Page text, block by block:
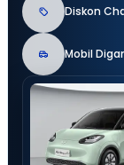
Diskon
Mobil